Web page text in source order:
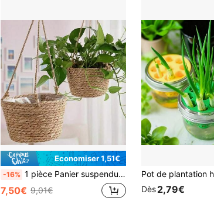
Économiser 1,51€
-16% 1 pièce Panier suspendu de jardin, panier suspendu tressé à la main, rangement de jardin extérieur, pot de fleurs décoratif, outil pratique pour la maison, imperméable et résistant aux rayons UV, protège les plantes à l'intérieur et à l'extérieur, universel, support de pot de fleurs, décoration de la maison, panier suspendu de plantes intérieur et extérieur universel, décoration de la maison, pur fait main DIY
7,50€ 9,01€
Dès2,79€